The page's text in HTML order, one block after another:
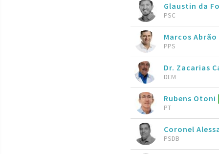
Glaustin da
PSC
Marcos Abrão
PPS
Dr. Zacarias
DEM
Rubens Otoni
PT
Coronel
PSDB